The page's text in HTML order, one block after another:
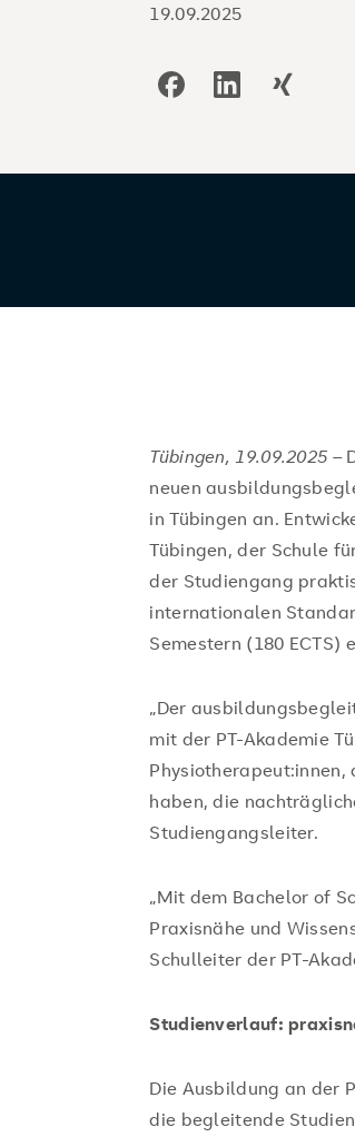
19.09.2025
Tübingen, 19.09.2025 –
neuen
in Tübingen an.
Tübingen, der Schule
der Studiengang
internationalen
Semestern (180
„Der
mit der PT-Akademie
haben, die
Studiengangsleiter.
„Mit dem Bachelor of
Praxisnähe und
Schulleiter der PT-
Studienverlauf:
Die Ausbildung an der
die begleitende